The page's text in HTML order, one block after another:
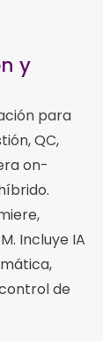
y
para
QC,
on-
Incluye IA
de